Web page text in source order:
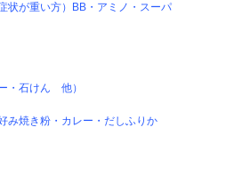
状が重い方）BB・アミノ・スーパ
・石けん 他）
み焼き粉・カレー・だしふりか